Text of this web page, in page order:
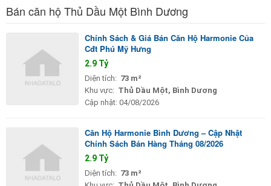
Bán căn hộ Thủ Dầu Một Bình Dương
Chính Sách & Giá Bán Căn Hộ Harmonie Của
Cđt Phú Mỹ Hưng
2.9 Tỷ
Diện tích: 73 m²
Khu vực: Thủ Dầu Một, Bình Dương
Cập nhật: 04/08/2026
Căn Hộ Harmonie Bình Dương – Cập Nhật
Chính Sách Bán Hàng Tháng 08/2026
2.9 Tỷ
Diện tích: 73 m²